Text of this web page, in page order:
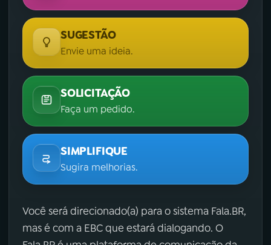
SUGESTÃO
Envie uma ideia.
SOLICITAÇÃO
Faça um pedido.
SIMPLIFIQUE
Sugira melhorias.
Você será direcionado(a) para o sistema Fala.BR,
mas é com a EBC que estará dialogando. O